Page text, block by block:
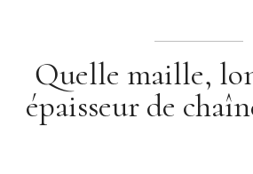
Quelle maille,
épaisseur de